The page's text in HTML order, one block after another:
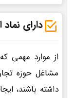
دارای نماد
از موارد مهمی
مشاغل حوزه
داشته باشند،